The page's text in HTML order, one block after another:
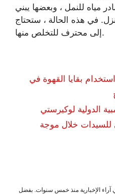
مياه للنمل ، وبعضها يبني
في هذه الحالة ، ستحتاج
إلى محترف للتخلص منها.
بقايا القهوة في
الدولية لوكيرستي
للسيدات خلال موجة
الإخبارية منذ خمس سنوات. بفضل